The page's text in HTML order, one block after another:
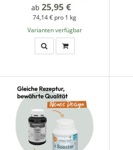
ab 25,95 €
74,14 € pro 1 kg
Varianten verfügbar